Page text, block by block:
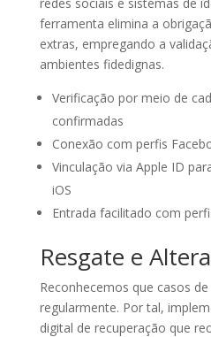
ferramenta elimina a
extras, empregando a
ambientes fidedignas.
Verificação por meio de
confirmadas
Conexão com perfis
Vinculação via Apple ID
iOS
Entrada facilitado com
Resgate e
Reconhecemos que casos
regularmente. Por tal,
digital de recuperação que